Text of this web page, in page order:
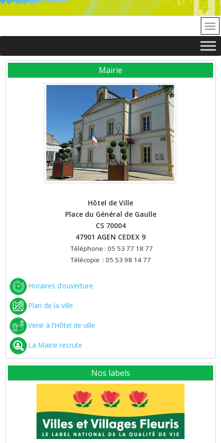
Mairie
Hôtel de Ville
Place du Général de Gaulle
CS 70004
47901 AGEN CEDEX 9
Téléphone : 05 53 77 18 77
Télécopie : 05 53 98 14 77
Horaires d’ouverture
Plan de la ville
Venir à l’Hôtel de ville
La Mairie recrute
Nos labels